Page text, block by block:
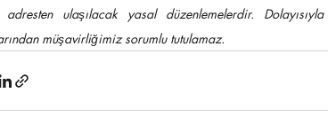
ulaşılacak yasal düzenlemelerdir.
müşavirliğimiz sorumlu tutulamaz.